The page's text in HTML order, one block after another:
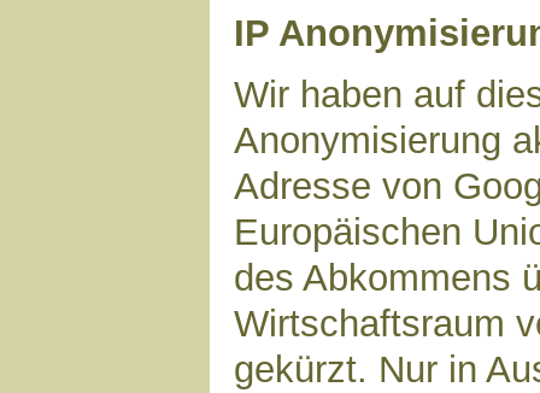
IP
Wir haben auf
Anonymisierung
Adresse von
Europäischen
des Abkommens
Wirtschaftsraum
gekürzt. Nur in